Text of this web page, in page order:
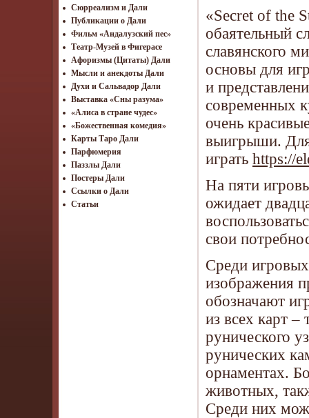
Cюрреализм и Дали
Публикации о Дали
Фильм «Андалузский пес»
Театр-Музей в Фигерасе
Афоризмы (Цитаты) Дали
Мысли и анекдоты Дали
Духи и Сальвадор Дали
Выставка «Сны разума»
«Алиса в стране чудес»
«Божественная комедия»
Карты Таро Дали
Парфюмерия
Паззлы Дали
Постеры Дали
Ссылки о Дали
Статьи
«Secret of the
обаятельный
славянского
основы для
и
современных
очень
выигрыши. Для
играть https://
На пяти
ожидает
свои
Среди
изображения
обозначают
из всех карт
рунического
рунических
орнаментах.
животных,
Среди них